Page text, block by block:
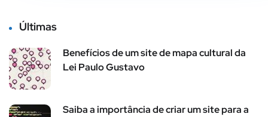
Últimas
Benefícios de um site de mapa cultural da
Lei Paulo Gustavo
Saiba a importância de criar um site para a